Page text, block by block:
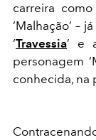
carreira
‘Malhação’ –
‘Travessia’ e
personagem
conhecida, na